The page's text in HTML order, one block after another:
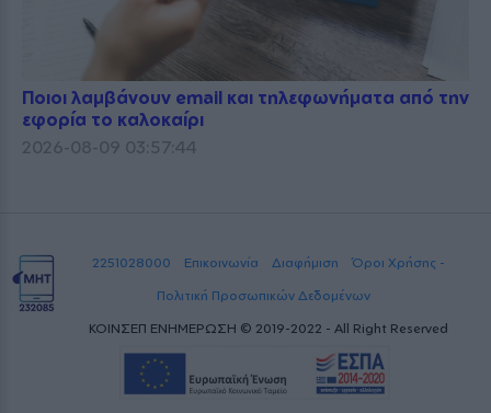
Ποιοι λαμβάνουν email και τηλεφωνήματα από την
εφορία το καλοκαίρι
2026-08-09 03:57:44
2251028000 Επικοινωνία Διαφήμιση
Όροι Χρήσης -
Πολιτική Προσωπικών Δεδομένων
ΚΟΙΝΣΕΠ ΕΝΗΜΕΡΩΣΗ © 2019-2022 - All Right Reserved